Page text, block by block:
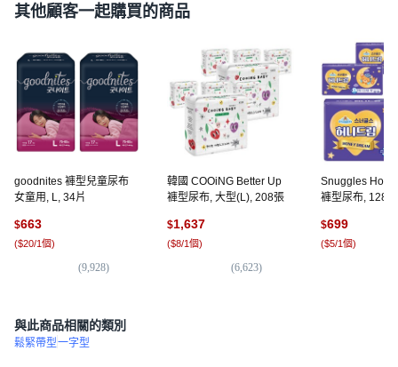
其他顧客一起購買的商品
goodnites 褲型兒童尿布
女童用, L, 34片
$663
($20/1個)
(9,928)
韓國 COOiNG Better Up
褲型尿布, 大型(L), 208張
$1,637
($8/1個)
(6,623)
Snuggles
褲型尿布, 128
$699
($5/1個)
與此商品相關的類別
鬆緊帶型一字型